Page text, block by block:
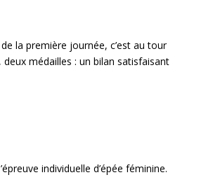
la première journée, c’est au tour
médailles : un bilan satisfaisant
individuelle d’épée féminine.